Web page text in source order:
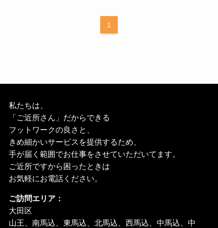
1
私たちは、
「ご近所さん」だからできる
フットワークの良さと、
きめ細かいサービスを提供するため、
手が届く範囲でお仕事をさせていただいてます。
ご近所ですから困ったときは
お気軽にお電話ください。
ご訪問エリア：
大田区
山王、南馬込、東馬込、北馬込、西馬込、中馬込、中